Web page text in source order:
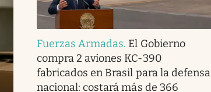
Fuerzas Armadas. El Gobierno
compra 2 aviones KC-390
fabricados en Brasil para la defensa
nacional: costará más de 366